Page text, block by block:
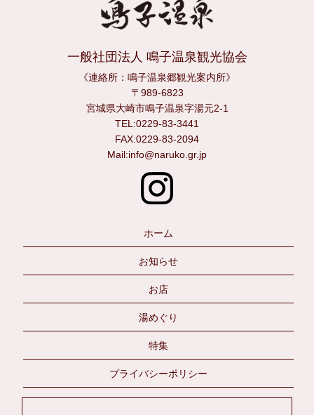
一般社団法人 鳴子温泉観光協会
《連絡所：鳴子温泉郷観光案内所》
〒989-6823
宮城県大崎市鳴子温泉字湯元2-1
TEL:0229-83-3441
FAX:0229-83-2094
Mail:info@naruko.gr.jp
ホーム
お知らせ
お店
湯めぐり
特集
プライバシーポリシー